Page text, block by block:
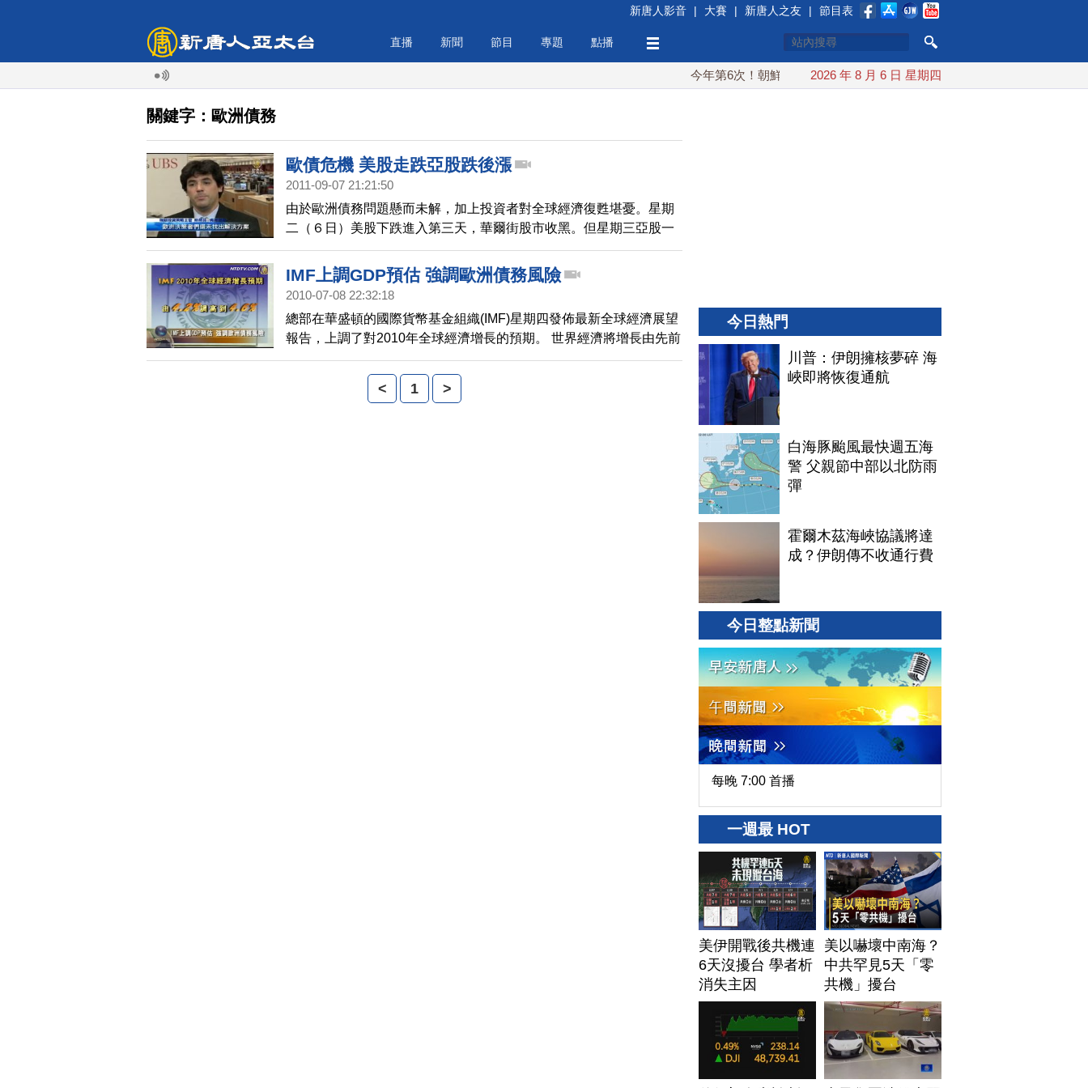
新唐人影音 | 大賽 | 新唐人之友 | 節目表
直播 新聞 節目 專題 點播
今年第6次！朝鮮發射彈道導彈 落日本EEZ外
2026 年 8 月 6 日 星期四
關鍵字：歐洲債務
歐債危機 美股走跌亞股跌後漲
2011-09-07 21:21:50
由於歐洲債務問題懸而未解，加上投資者對全球經濟復甦堪憂。星期
二（６日）美股下跌進入第三天，華爾街股市收黑。但星期三亞股一
開盤就將上漲，一掃全球金融危機帶來的連續3個交易日走跌陰霾。
IMF上調GDP預估 強調歐洲債務風險
2010-07-08 22:32:18
總部在華盛頓的國際貨幣基金組織(IMF)星期四發佈最新全球經濟展望
報告，上調了對2010年全球經濟增長的預期。 世界經濟將增長由先前
的4.2%調高到4.6%，但該機構同時警告，歐洲主權債務風險升高，可
能拖纍全球經濟。
< 1 >
今日熱門
川普：伊朗擁核夢碎 海
峽即將恢復通航
白海豚颱風最快週五海
警 父親節中部以北防雨
彈
霍爾木茲海峽協議將達
成？伊朗傳不收通行費
今日整點新聞
每晚 7:00 首播
一週最 HOT
美伊開戰後共機連
6天沒擾台 學者析
消失主因
美以嚇壞中南海？
中共罕見5天「零
共機」擾台